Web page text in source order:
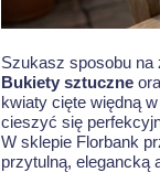
Szukasz sposobu na
Bukiety sztuczne
kwiaty cięte więdną
cieszyć się
W sklepie Florbank
przytulną, elegancką